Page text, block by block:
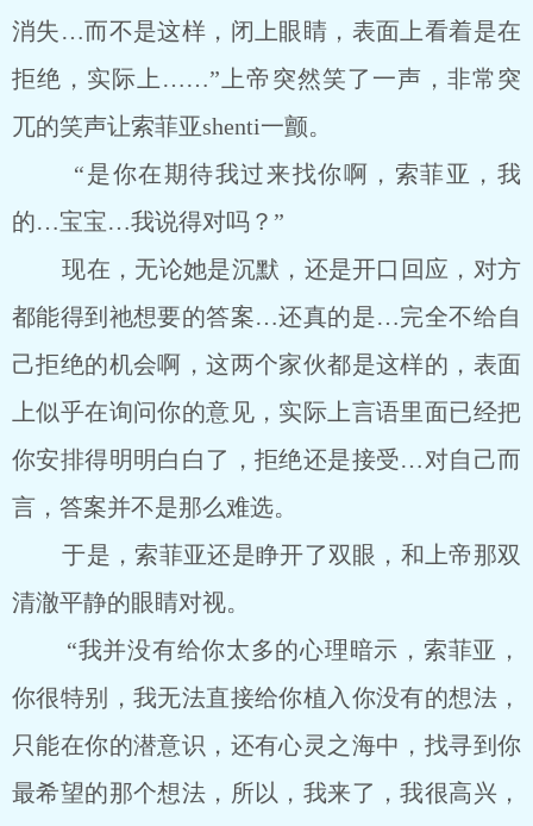
消失…而不是这样，闭上眼睛，表面上看着是在
拒绝，实际上……”上帝突然笑了一声，非常突
兀的笑声让索菲亚shenti一颤。
“是你在期待我过来找你啊，索菲亚，我
的…宝宝…我说得对吗？”
现在，无论她是沉默，还是开口回应，对方
都能得到祂想要的答案…还真的是…完全不给自
己拒绝的机会啊，这两个家伙都是这样的，表面
上似乎在询问你的意见，实际上言语里面已经把
你安排得明明白白了，拒绝还是接受…对自己而
言，答案并不是那么难选。
于是，索菲亚还是睁开了双眼，和上帝那双
清澈平静的眼睛对视。
“我并没有给你太多的心理暗示，索菲亚，
你很特别，我无法直接给你植入你没有的想法，
只能在你的潜意识，还有心灵之海中，找寻到你
最希望的那个想法，所以，我来了，我很高兴，